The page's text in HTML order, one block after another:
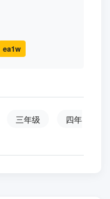
ea1w
三年级
四年